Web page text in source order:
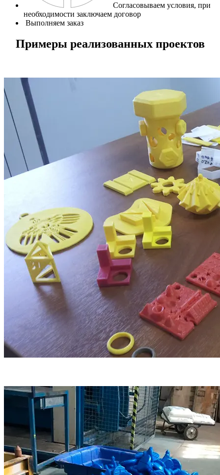
Согласовываем условия, при
необходимости заключаем договор
Выполняем заказ
Примеры реализованных проектов